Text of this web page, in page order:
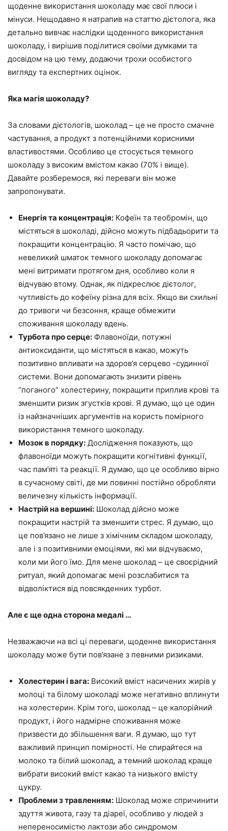
щоденне використання шоколаду має свої плюси і
мінуси. Нещодавно я натрапив на статтю дієтолога, яка
детально вивчає наслідки щоденного використання
шоколаду, і вирішив поділитися своїми думками та
досвідом на цю тему, додаючи трохи особистого
вигляду та експертних оцінок.
Яка магія шоколаду?
За словами дієтологів, шоколад – це не просто смачне
частування, а продукт з потенційними корисними
властивостями. Особливо це стосується темного
шоколаду з високим вмістом какао (70% і вище).
Давайте розберемося, які переваги він може
запропонувати.
Енергія та концентрація: Кофеїн та теобромін, що
містяться в шоколаді, дійсно можуть підбадьорити та
покращити концентрацію. Я часто помічаю, що
невеликий шматок темного шоколаду допомагає
мені витримати протягом дня, особливо коли я
відчуваю втому. Однак, як підкреслює дієтолог,
чутливість до кофеїну різна для всіх. Якщо ви схильні
до тривоги чи безсоння, краще обмежити
споживання шоколаду вдень.
Турбота про серце: Флавоноїди, потужні
антиоксиданти, що містяться в какао, можуть
позитивно впливати на здоров’я серцево -судинної
системи. Вони допомагають знизити рівень
“поганого” холестерину, покращити приплив крові та
зменшити ризик згустків крові. Я думаю, що це один
із найзначніших аргументів на користь помірного
використання темного шоколаду.
Мозок в порядку: Дослідження показують, що
флавоноїди можуть покращити когнітивні функції,
час пам’яті та реакції. Я думаю, що це особливо вірно
в сучасному світі, де ми повинні постійно обробляти
величезну кількість інформації.
Настрій на вершині: Шоколад дійсно може
покращити настрій та зменшити стрес. Я думаю, що
це пов’язано не лише з хімічним складом шоколаду,
але і з позитивними емоціями, які ми відчуваємо,
коли ми його їмо. Для мене шоколад – це своєрідний
ритуал, який допомагає мені розслабитися та
відволіктися від повсякденних турбот.
Але є ще одна сторона медалі …
Незважаючи на всі ці переваги, щоденне використання
шоколаду може бути пов’язане з певними ризиками.
Холестерин і вага: Високий вміст насичених жирів у
молоці та білому шоколаді може негативно вплинути
на холестерин. Крім того, шоколад – це калорійний
продукт, і його надмірне споживання може
призвести до збільшення ваги. Я думаю, що тут
важливий принцип помірності. Не спирайтеся на
молоко та білий шоколад, а темний шоколад краще
вибрати високий вміст какао та низького вмісту
цукру.
Проблеми з травленням: Шоколад може спричинити
здуття живота, газу та діареї, особливо у людей з
непереносимістю лактози або синдромом